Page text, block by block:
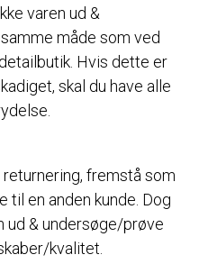
varen ud &
måde som ved
Hvis dette er
skal du have alle
fremstå som
en anden kunde. Dog
ud & undersøge/prøve
kvalitet.